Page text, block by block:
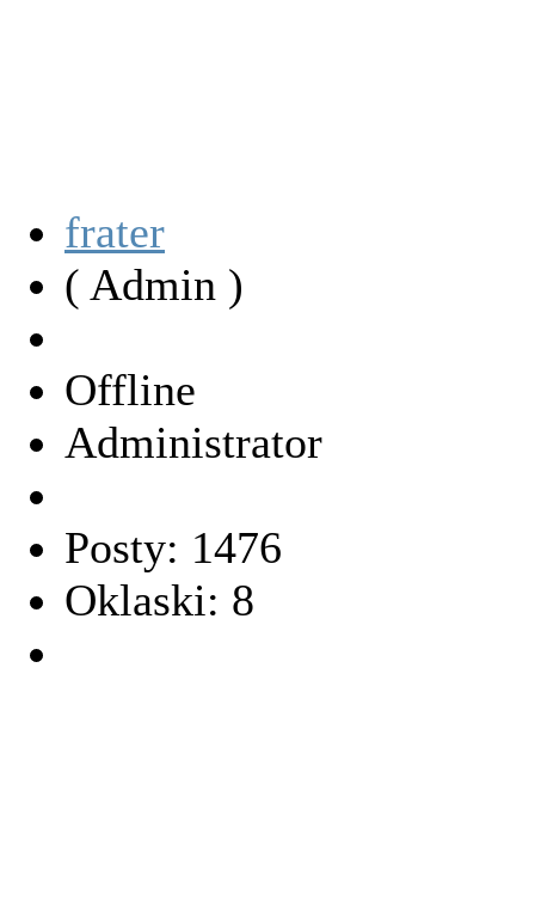
frater
( Admin )
Offline
Administrator
Posty: 1476
Oklaski: 8